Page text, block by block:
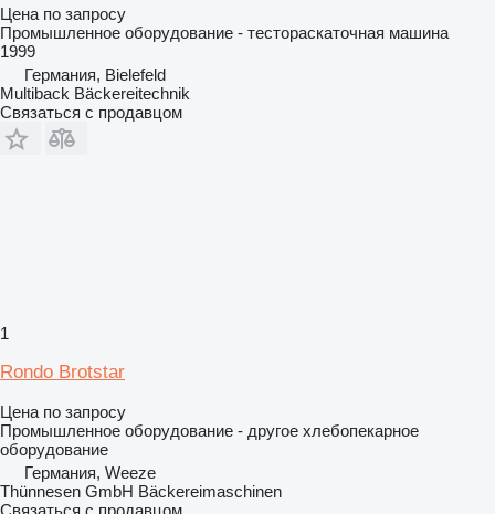
Цена по запросу
Промышленное оборудование - тестораскаточная машина
1999
Германия, Bielefeld
Multiback Bäckereitechnik
Связаться с продавцом
1
Rondo Brotstar
Цена по запросу
Промышленное оборудование - другое хлебопекарное
оборудование
Германия, Weeze
Thünnesen GmbH Bäckereimaschinen
Связаться с продавцом